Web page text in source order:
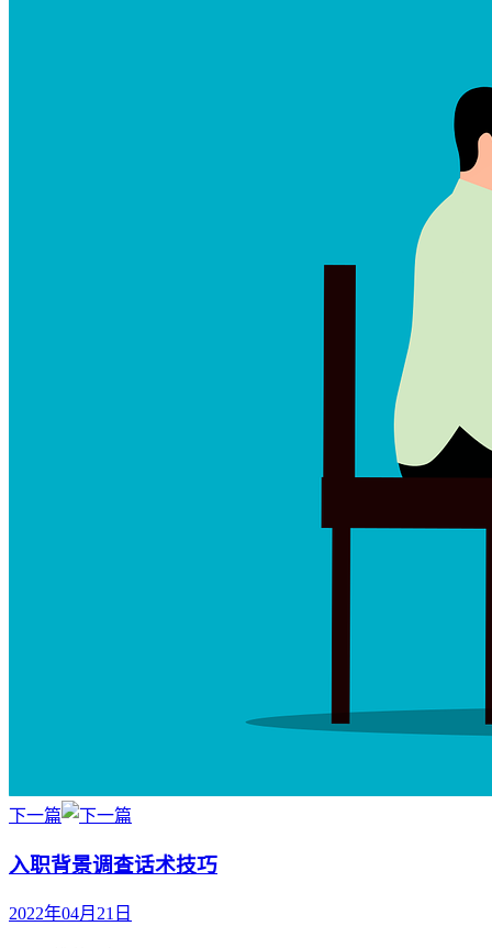
下一篇
入职背景调查话术技巧
2022年04月21日